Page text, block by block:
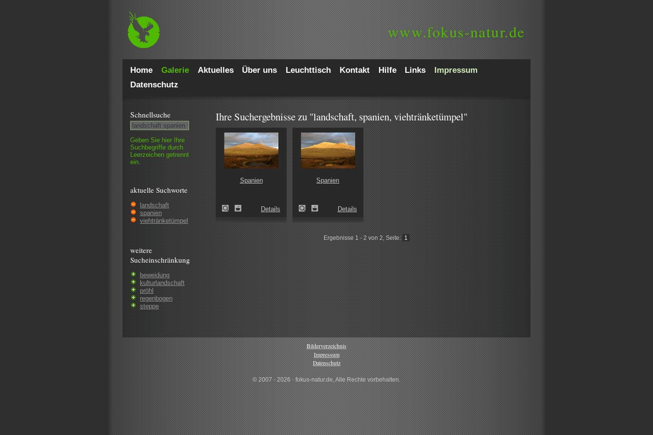
www.fokus-natur.de
Home Galerie Aktuelles Über uns Leuchttisch Kontakt Hilfe Links
Impressum
Datenschutz
Schnell­suche
Geben Sie hier Ihre
Such­begriffe durch
Leer­zeichen getrennt
ein.
aktuelle Suchworte
landschaft
spanien
viehtränketümpel
weitere
Sucheinschränkung
beweidung
kulturlandschaft
pröhl
regenbogen
steppe
Ihre Suchergebnisse zu "landschaft, spanien, viehtränketümpel"
Spanien
Details
Spanien
Details
Ergebnisse 1 - 2 von 2, Seite: 1
Bilderverzeichnis
Impressum
Datenschutz
© 2007 - 2026 · fokus-natur.de, Alle Rechte vorbehalten.